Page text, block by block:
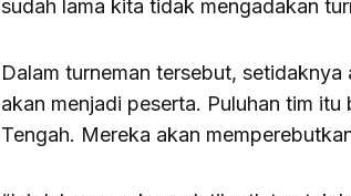
sudah lama kita tidak mengadakan
Dalam turneman tersebut,
akan menjadi peserta. Puluhan tim
Tengah. Mereka akan